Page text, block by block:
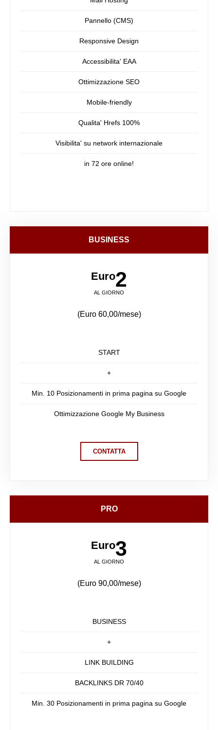
Pannello (CMS)
Responsive Design
Accessibilita' EAA
Ottimizzazione SEO
Mobile-friendly
Qualita' Hrefs 100%
Visibilita' su network internazionale
in 72 ore online!
BUSINESS
Euro2
AL GIORNO
(Euro 60,00/mese)
START
+
Min. 10 Posizionamenti in prima pagina su Google
Ottimizzazione Google My Business
CONTATTA
PRO
Euro3
AL GIORNO
(Euro 90,00/mese)
BUSINESS
+
LINK BUILDING
BACKLINKS DR 70/40
Min. 30 Posizionamenti in prima pagina su Google